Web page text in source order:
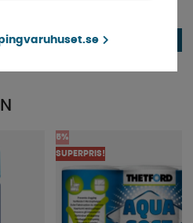
185 kr
5%
SUPERPRIS!